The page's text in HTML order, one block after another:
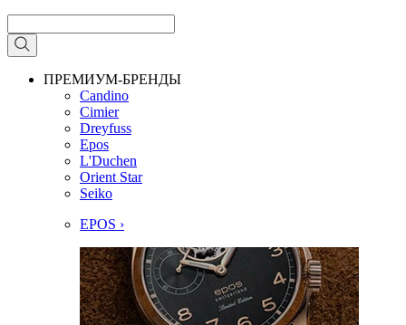
ПРЕМИУМ-БРЕНДЫ
Candino
Cimier
Dreyfuss
Epos
L'Duchen
Orient Star
Seiko
EPOS ›